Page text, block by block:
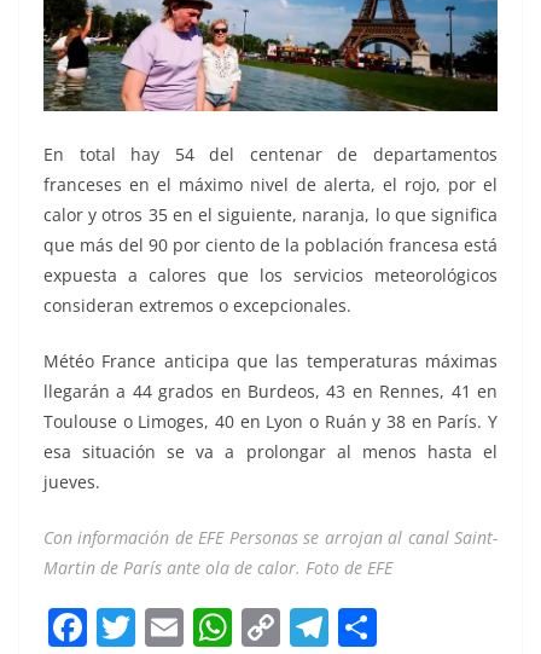
En total hay 54 del centenar de departamentos
franceses en el máximo nivel de alerta, el rojo, por el
calor y otros 35 en el siguiente, naranja, lo que significa
que más del 90 por ciento de la población francesa está
expuesta a calores que los servicios meteorológicos
consideran extremos o excepcionales.
Météo France anticipa que las temperaturas máximas
llegarán a 44 grados en Burdeos, 43 en Rennes, 41 en
Toulouse o Limoges, 40 en Lyon o Ruán y 38 en París. Y
esa situación se va a prolongar al menos hasta el
jueves.
Con información de EFE Personas se arrojan al canal Saint-
Martin de París ante ola de calor. Foto de EFE
F T E W C T